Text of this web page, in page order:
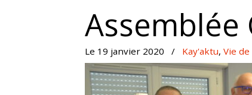
Assemblée
Le 19 janvier 2020 / Kay'aktu, Vie de